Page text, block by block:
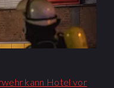
kann Hotel vor